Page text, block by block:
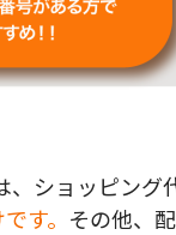
ショッピング
す。 その他、